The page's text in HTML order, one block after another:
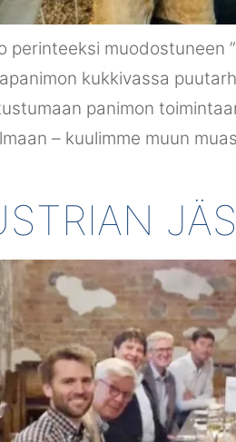
muodostuneen
kukkivassa
panimon
– kuulimme muun